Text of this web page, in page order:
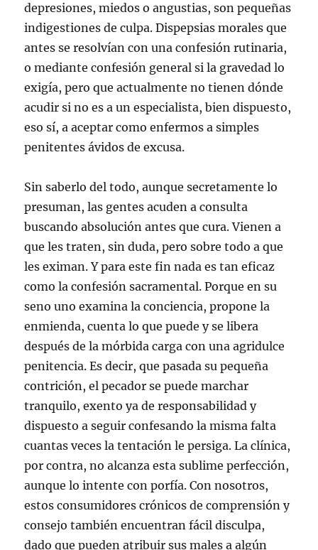
depresiones, miedos o angustias, son pequeñas
indigestiones de culpa. Dispepsias morales que
antes se resolvían con una confesión rutinaria,
o mediante confesión general si la gravedad lo
exigía, pero que actualmente no tienen dónde
acudir si no es a un especialista, bien dispuesto,
eso sí, a aceptar como enfermos a simples
penitentes ávidos de excusa.
Sin saberlo del todo, aunque secretamente lo
presuman, las gentes acuden a consulta
buscando absolución antes que cura. Vienen a
que les traten, sin duda, pero sobre todo a que
les eximan. Y para este fin nada es tan eficaz
como la confesión sacramental. Porque en su
seno uno examina la conciencia, propone la
enmienda, cuenta lo que puede y se libera
después de la mórbida carga con una agridulce
penitencia. Es decir, que pasada su pequeña
contrición, el pecador se puede marchar
tranquilo, exento ya de responsabilidad y
dispuesto a seguir confesando la misma falta
cuantas veces la tentación le persiga. La clínica,
por contra, no alcanza esta sublime perfección,
aunque lo intente con porfía. Con nosotros,
estos consumidores crónicos de comprensión y
consejo también encuentran fácil disculpa,
dado que pueden atribuir sus males a algún